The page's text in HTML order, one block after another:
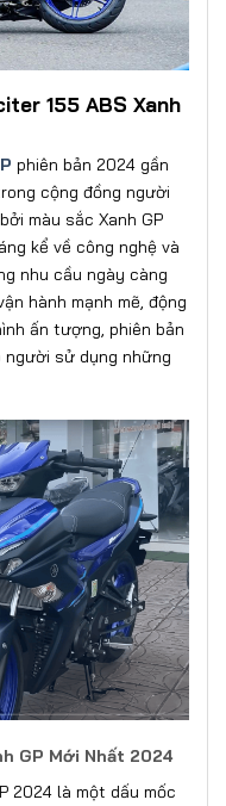
155 ABS Xanh
phiên bản 2024 gần
cộng đồng người
màu sắc Xanh GP
kể về công nghệ và
nhu cầu ngày càng
hành mạnh mẽ, động
ấn tượng, phiên bản
người sử dụng những
GP Mới Nhất 2024
2024 là một dấu mốc